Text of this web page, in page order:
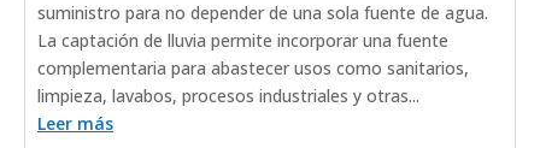
suministro para no depender de una sola fuente de agua.
La captación de lluvia permite incorporar una fuente
complementaria para abastecer usos como sanitarios,
limpieza, lavabos, procesos industriales y otras...
Leer más